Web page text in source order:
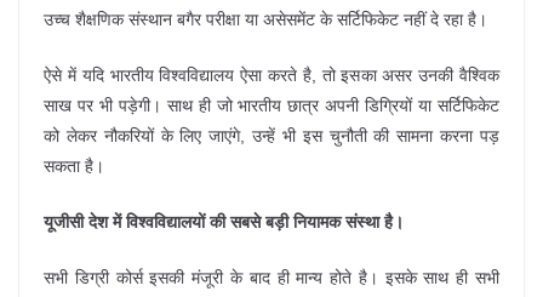
उच्च शैक्षणिक संस्थान बगैर परीक्षा या असेसमेंट के सर्टिफिकेट नहीं दे रहा है।
ऐसे में यदि भारतीय विश्वविद्यालय ऐसा करते है, तो इसका असर उनकी वैश्विक
साख पर भी पड़ेगी। साथ ही जो भारतीय छात्र अपनी डिग्रियों या सर्टिफिकेट
को लेकर नौकरियों के लिए जाएंगे, उन्हें भी इस चुनौती की सामना करना पड़
सकता है।
यूजीसी देश में विश्वविद्यालयों की सबसे बड़ी नियामक संस्था है।
सभी डिग्री कोर्स इसकी मंजूरी के बाद ही मान्य होते है। इसके साथ ही सभी